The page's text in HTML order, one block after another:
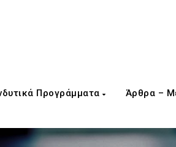
Προγράμματα Άρθρα –